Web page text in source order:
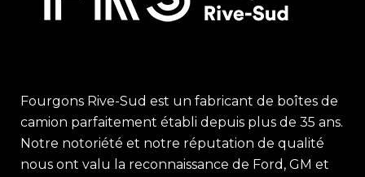
Fourgons Rive-Sud est un fabricant de boîtes de
camion parfaitement établi depuis plus de 35 ans.
Notre notoriété et notre réputation de qualité
nous ont valu la reconnaissance de Ford, GM et